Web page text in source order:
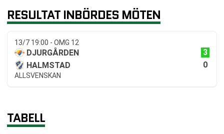
RESULTAT INBÖRDES MÖTEN
13/7 19:00 - OMG 12
DJURGÅRDEN
3
HALMSTAD
0
ALLSVENSKAN
TABELL